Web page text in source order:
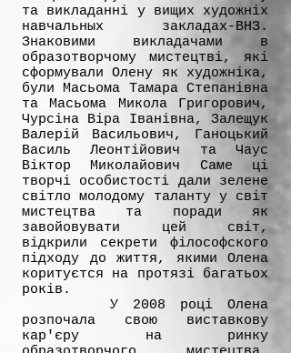
та викладанні у вищих художніх
навчальных закладах-ВНЗ.
Знаковими викладачами в
образотворчому мистецтві, які
сформували Oленy як художнікa,
були Maсьома Тамара Степанівна
тa Maсьома Микола Григорович,
Чурсіна Віра Іванівна, Залещук
Валерій Васильович, Ганоцький
Василь Леонтійович та Чаус
Віктор Миколайович Саме ці
творчі особистості дали зелене
світло молодому таланту у світ
мистецтва тa поради як
завойовувати цей світ,
відкрили секрети філософскoгo
пiдходy до життя, якими Oленa
коритуєтся на протязi багатьох
років.
У 2008 році Олена
розпочала свою виставкову
кар'єру на ринку